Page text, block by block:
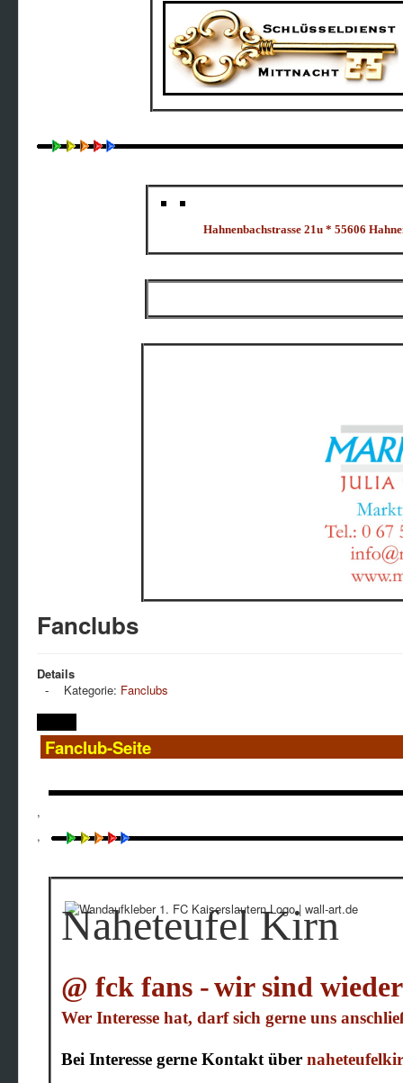
Hahnenbachstrasse 21u * 55606
Fanclubs
Details
Kategorie: Fanclubs
,
,
Naheteufel Kirn
@ fck fans -wir sind
Wer Interesse hat, darf sich gerne uns
Bei Interesse gerne Kontakt über